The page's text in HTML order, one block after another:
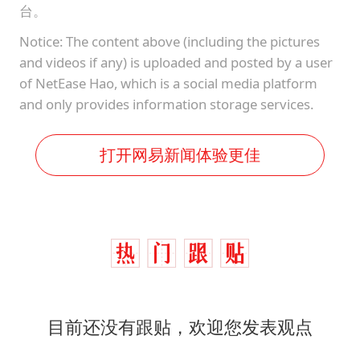
台。
Notice: The content above (including the pictures
and videos if any) is uploaded and posted by a user
of NetEase Hao, which is a social media platform
and only provides information storage services.
打开网易新闻体验更佳
目前还没有跟贴，欢迎您发表观点